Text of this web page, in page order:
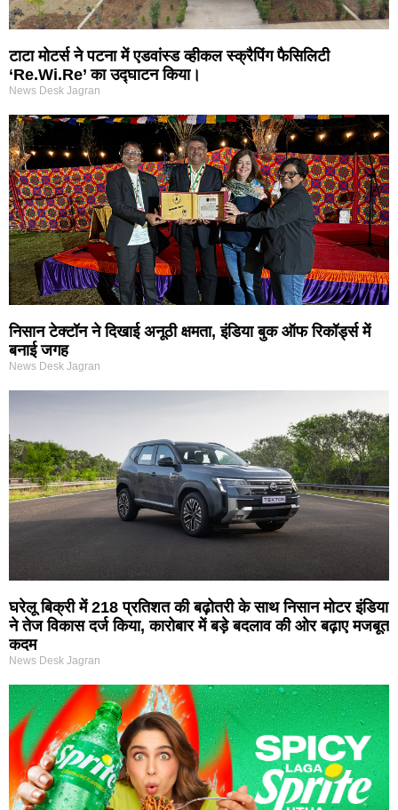
टाटा मोटर्स ने पटना में एडवांस्ड व्हीकल स्क्रैपिंग फैसिलिटी
‘Re.Wi.Re’ का उद्घाटन किया।
News Desk Jagran
निसान टेक्टॉन ने दिखाई अनूठी क्षमता, इंडिया बुक ऑफ रिकॉर्ड्स में
बनाई जगह
News Desk Jagran
घरेलू बिक्री में 218 प्रतिशत की बढ़ोतरी के साथ निसान मोटर इंडिया
ने तेज विकास दर्ज किया, कारोबार में बड़े बदलाव की ओर बढ़ाए मजबूत
कदम
News Desk Jagran